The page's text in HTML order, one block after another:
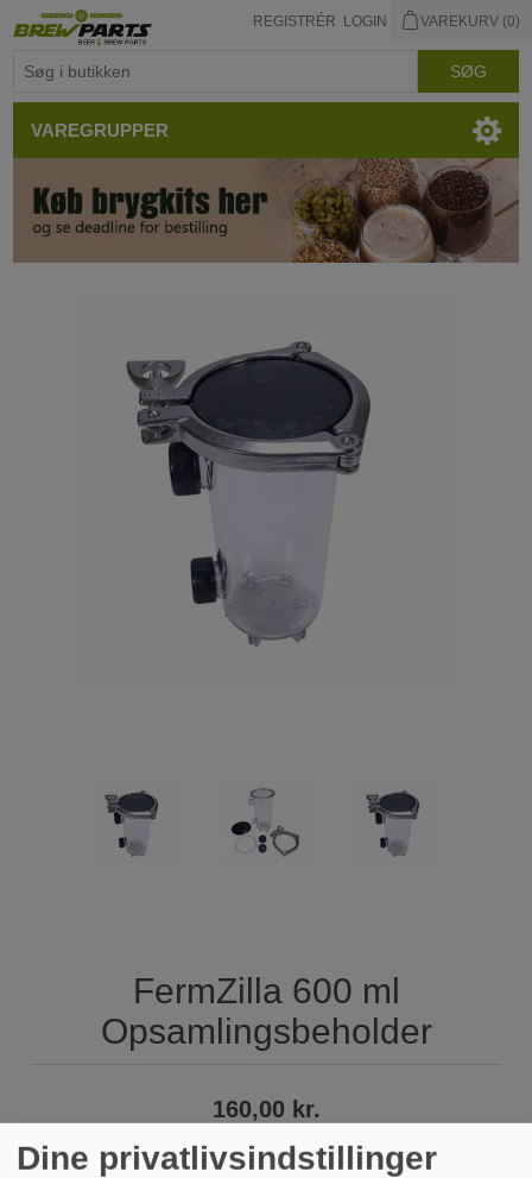
REGISTRÉR LOGIN VAREKURV (0)
VAREGRUPPER
FermZilla 600 ml
Opsamlingsbeholder
160,00 kr.
Dine privatlivsindstillinger